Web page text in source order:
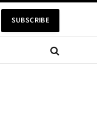
SUBSCRIBE